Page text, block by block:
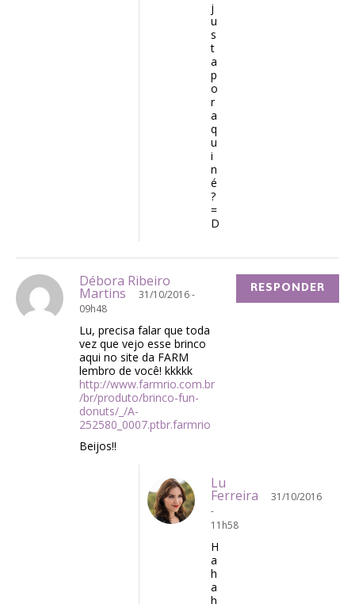
j
u
s
t
a
p
o
r
a
q
u
i
n
é
?
=
D
Débora Ribeiro
Martins
31/10/2016 -
09h48
Lu, precisa falar que toda
vez que vejo esse brinco
aqui no site da FARM
lembro de você! kkkkk
http://www.farmrio.com.br
/br/produto/brinco-fun-
donuts/_/A-
252580_0007.ptbr.farmrio
Beijos!!
RESPONDER
Lu
Ferreira
31/10/2016
-
11h58
H
a
h
a
h